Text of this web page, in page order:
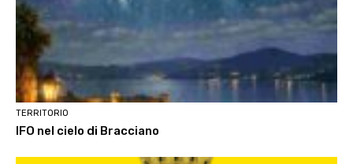
TERRITORIO
IFO nel cielo di Bracciano